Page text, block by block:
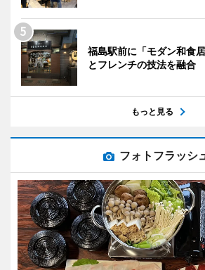
福島駅前に「モダン和食
とフレンチの技法を融合
もっと見る
フォトフラッシ